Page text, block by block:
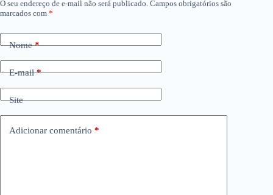
O seu endereço de e-mail não será publicado. Campos obrigatórios são
marcados com *
Nome*
E-mail*
Site
Adicionar comentário *